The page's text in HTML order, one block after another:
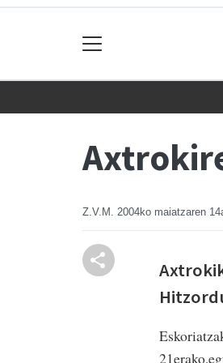
Z.V.M. 2004ko maiatzaren